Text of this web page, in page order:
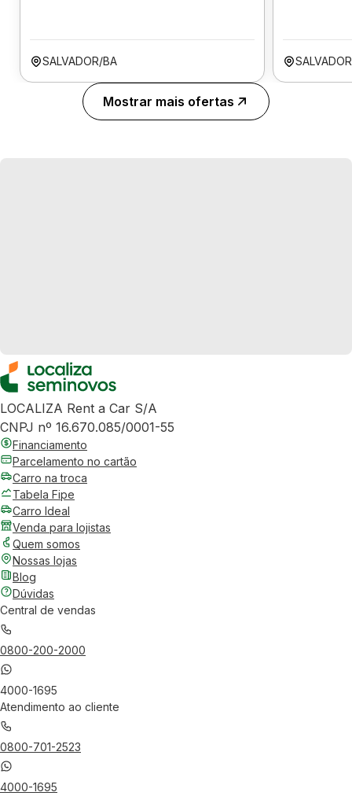
SALVADOR/BA
Mostrar mais ofertas
LOCALIZA Rent a Car S/A
CNPJ nº 16.670.085/0001-55
Financiamento
Parcelamento no cartão
Carro na troca
Tabela Fipe
Carro Ideal
Venda para lojistas
Quem somos
Nossas lojas
Blog
Dúvidas
Central de vendas
0800-200-2000
4000-1695
Atendimento ao cliente
0800-701-2523
4000-1695